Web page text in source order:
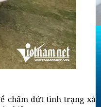
chấm dứt tình trạng xả